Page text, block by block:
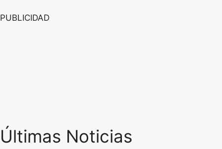
PUBLICIDAD
Últimas Noticias